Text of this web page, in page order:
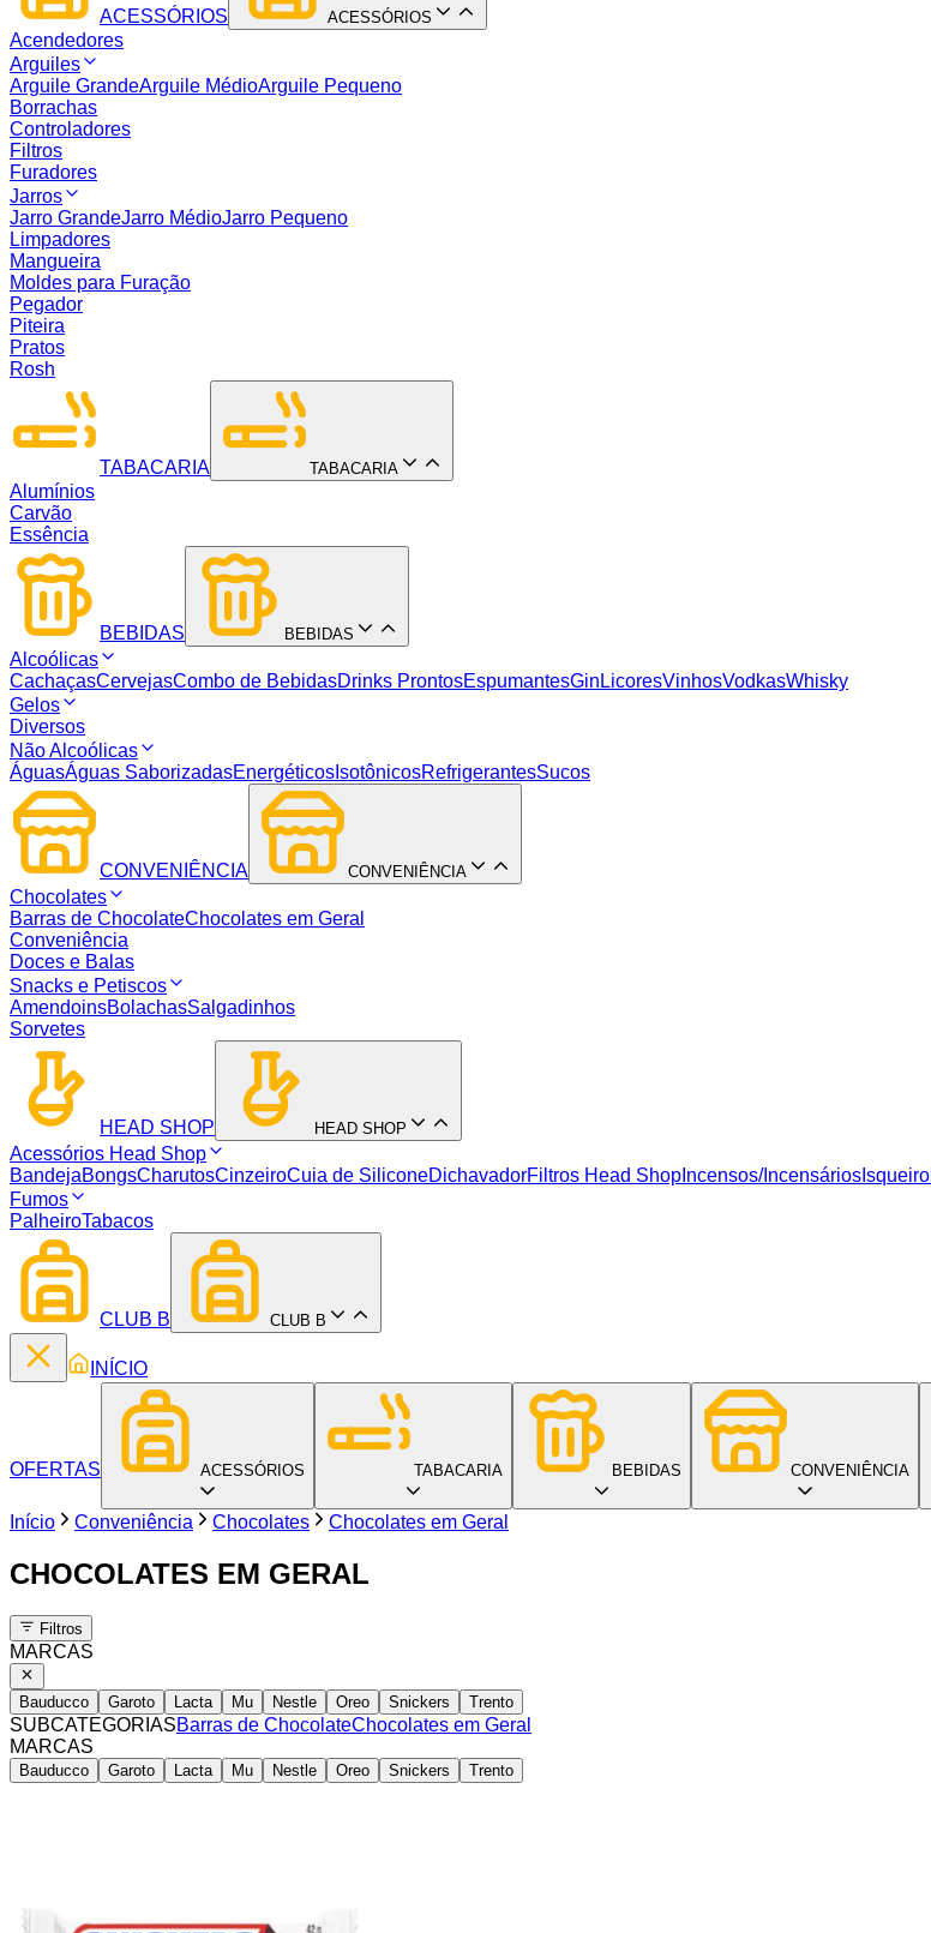
ACESSÓRIOS ACESSÓRIOS
Acendedores
Arguiles
Arguile GrandeArguile MédioArguile Pequeno
Borrachas
Controladores
Filtros
Furadores
Jarros
Jarro GrandeJarro MédioJarro Pequeno
Limpadores
Mangueira
Moldes para Furação
Pegador
Piteira
Pratos
Rosh
TABACARIA TABACARIA
Alumínios
Carvão
Essência
BEBIDAS BEBIDAS
Alcoólicas
CachaçasCervejasCombo de BebidasDrinks ProntosEspumantesGin LicoresVinhosVodkasWhisky
Gelos
Diversos
Não Alcoólicas
ÁguasÁguas SaborizadasEnergéticos IsotônicosRefrigerantesSucos
CONVENIÊNCIA CONVENIÊNCIA
Chocolates
Barras de ChocolateChocolates em Geral
Conveniência
Doces e Balas
Snacks e Petiscos
AmendoinsBolachasSalgadinhos
Sorvetes
HEAD SHOP HEAD SHOP
Acessórios Head Shop
BandejaBongsCharutosCinzeiroCuia de SiliconeDichavadorFiltros Head Shop Incensos/Incensários Isqueiro
Fumos
PalheiroTabacos
CLUB B CLUB B
INÍCIO
OFERTAS ACESSÓRIOS TABACARIA BEBIDAS CONVENIÊNCIA
Início Conveniência Chocolates Chocolates em Geral
CHOCOLATES EM GERAL
Filtros
MARCAS
Bauducco Garoto Lacta Mu Nestle Oreo Snickers Trento
SUBCATEGORIASBarras de ChocolateChocolates em Geral
MARCAS
Bauducco Garoto Lacta Mu Nestle Oreo Snickers Trento